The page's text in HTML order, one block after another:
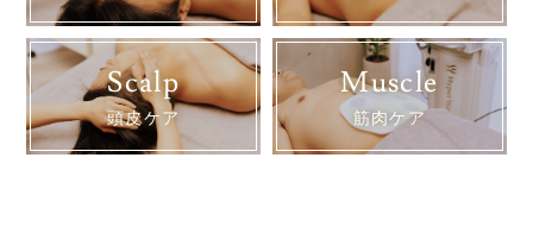
Scalp
頭皮ケア
Muscle
筋肉ケア